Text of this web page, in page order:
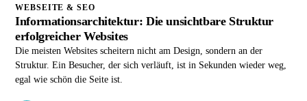
WEBSEITE & SEO
Informationsarchitektur: Die unsichtbare Struktur
erfolgreicher Websites
Die meisten Websites scheitern nicht am Design, sondern an der
Struktur. Ein Besucher, der sich verläuft, ist in Sekunden wieder weg,
egal wie schön die Seite ist.